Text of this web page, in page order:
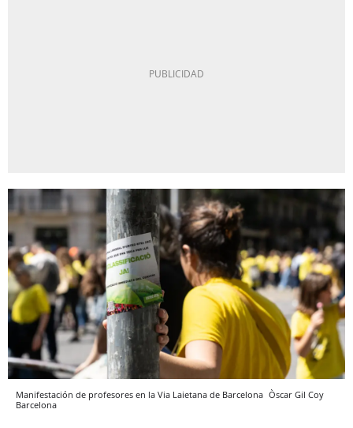
Manifestación de profesores en la Via Laietana de Barcelona Òscar Gil Coy
Barcelona